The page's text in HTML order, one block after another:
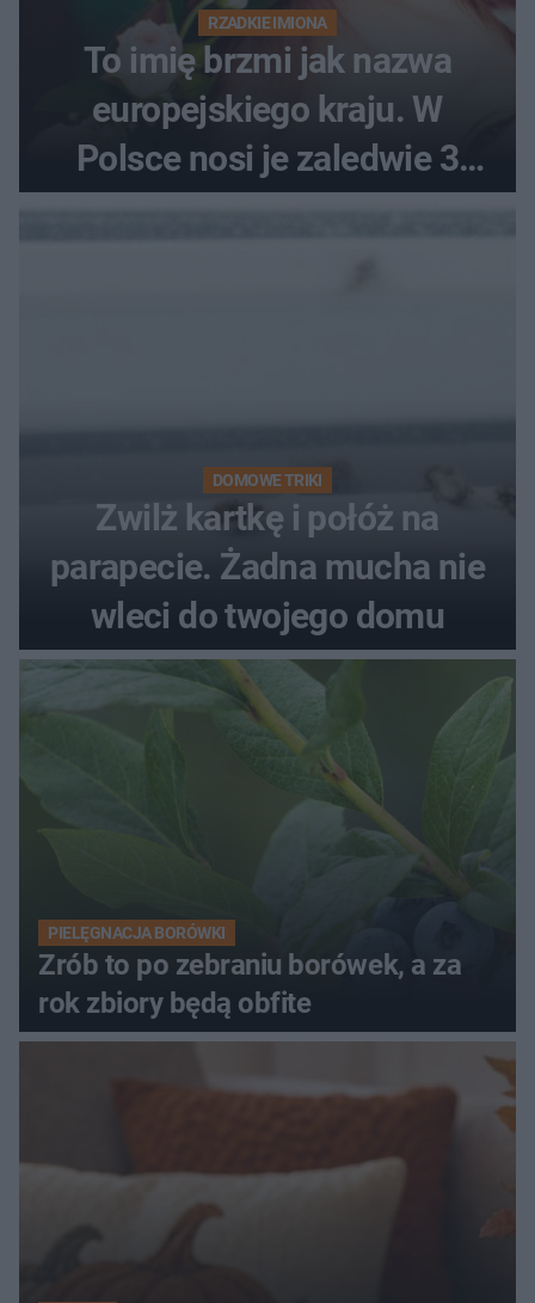
RZADKIE IMIONA
To imię brzmi jak nazwa
europejskiego kraju. W
Polsce nosi je zaledwie 3
kobiety
DOMOWE TRIKI
Zwilż kartkę i połóż na
parapecie. Żadna mucha nie
wleci do twojego domu
PIELĘGNACJA BORÓWKI
Zrób to po zebraniu borówek, a za
rok zbiory będą obfite